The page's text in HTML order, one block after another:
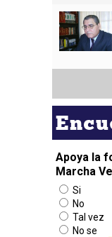
Apoya la
Marcha
Si
No
Tal vez
No se